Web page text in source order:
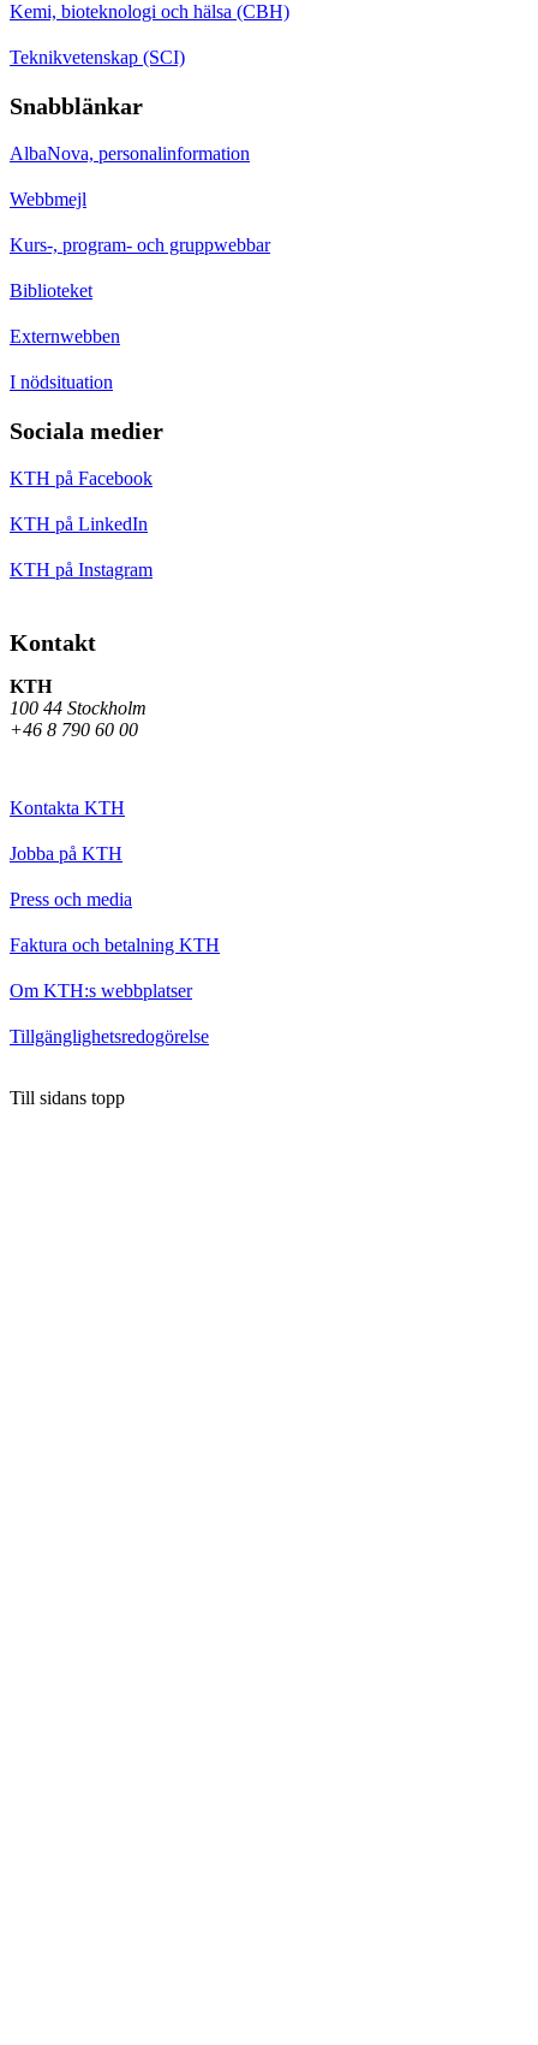
Kemi, bioteknologi och hälsa (CBH)
Teknikvetenskap (SCI)
Snabblänkar
AlbaNova, personalinformation
Webbmejl
Kurs-, program- och gruppwebbar
Biblioteket
Externwebben
I nödsituation
Sociala medier
KTH på Facebook
KTH på LinkedIn
KTH på Instagram
Kontakt
KTH
100 44 Stockholm
+46 8 790 60 00
Kontakta KTH
Jobba på KTH
Press och media
Faktura och betalning KTH
Om KTH:s webbplatser
Tillgänglighetsredogörelse
Till sidans topp